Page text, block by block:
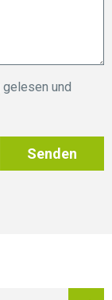
gelesen und
Senden